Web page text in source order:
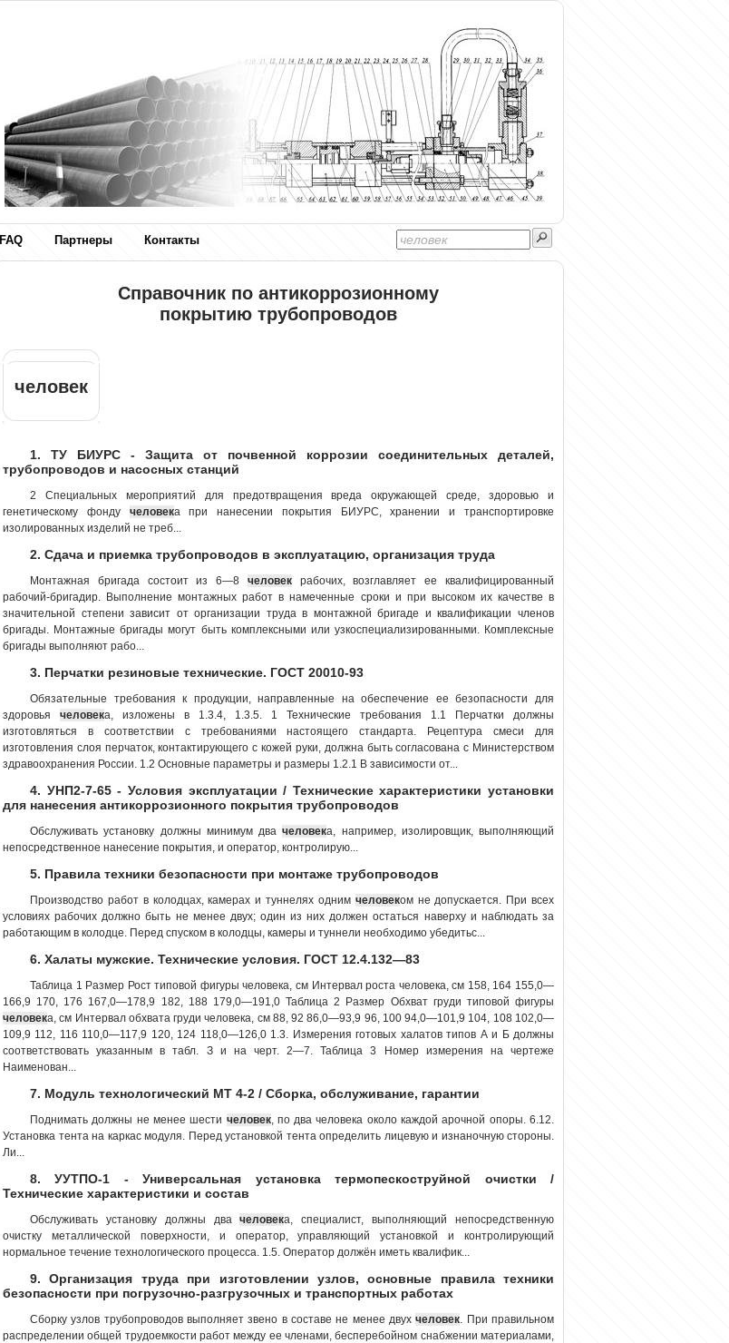
FAQ Партнеры Контакты
Справочник по антикоррозионному
покрытию трубопроводов
человек
1. ТУ БИУРС - Защита от почвенной коррозии соединительных деталей,
трубопроводов и насосных станций
2 Специальных мероприятий для предотвращения вреда окружающей среде, здоровью и
генетическому фонду человека при нанесении покрытия БИУРС, хранении и транспортировке
изолированных изделий не треб...
2. Сдача и приемка трубопроводов в эксплуатацию, организация труда
Монтажная бригада состоит из 6—8 человекрабочих, возглавляет ее квалифицированный
рабочий-бригадир. Выполнение монтажных работ в намеченные сроки и при высоком их качестве в
значительной степени зависит от организации труда в монтажной бригаде и квалификации членов
бригады. Монтажные бригады могут быть комплексными или узкоспециализированными. Комплексные
бригады выполняют рабо...
3. Перчатки резиновые технические. ГОСТ 20010-93
Обязательные требования к продукции, направленные на обеспечение ее безопасности для
здоровья человека, изложены в 1.3.4, 1.3.5. 1 Технические требования 1.1 Перчатки должны
изготовляться в соответствии с требованиями настоящего стандарта. Рецептура смеси для
изготовления слоя перчаток, контактирующего с кожей руки, должна быть согласована с Министерством
здравоохранения России. 1.2 Основные параметры и размеры 1.2.1 В зависимости от...
4. УНП2-7-65 - Условия эксплуатации / Технические характеристики установки
для нанесения антикоррозионного покрытия трубопроводов
Обслуживать установку должны минимум двачеловека, например, изолировщик, выполняющий
непосредственное нанесение покрытия, и оператор, контролирую...
5. Правила техники безопасности при монтаже трубопроводов
Производство работ в колодцах, камерах и туннелях одним человеком не допускается. При всех
условиях рабочих должно быть не менее двух; один из них должен остаться наверху и наблюдать за
работающим в колодце. Перед спуском в колодцы, камеры и туннели необходимо убедитьс...
6. Халаты мужские. Технические условия. ГОСТ 12.4.132—83
Таблица 1 Размер Рост типовой фигуры человека, см Интервал роста человека, см 158, 164 155,0—
166,9 170, 176 167,0—178,9 182, 188 179,0—191,0 Таблица 2 Размер Обхват груди типовой фигуры
человека, см Интервал обхвата груди человека, см 88, 92 86,0—93,9 96, 100 94,0—101,9 104, 108 102,0—
109,9 112, 116 110,0—117,9 120, 124 118,0—126,0 1.3. Измерения готовых халатов типов А и Б должны
соответствовать указанным в табл. З и на черт. 2—7. Таблица 3 Номер измерения на чер­теже
Наименован...
7. Модуль технологический МТ 4-2 / Сборка, обслуживание, гарантии
Поднимать должны не менее шести человек, по два человека около каждой арочной опоры. 6.12.
Установка тента на каркас модуля. Перед установкой тента определить лицевую и изнаночную стороны.
Ли...
8. УУТПО-1 - Универсальная установка термопескоструйной очистки /
Технические характеристики и состав
Обслуживать установку должны двачеловека, специалист, выполняющий непосредственную
очистку металлической поверхности, и оператор, управляющий установкой и контролирующий
нормальное течение технологического процесса. 1.5. Оператор должён иметь квалифик...
9. Организация труда при изготовлении узлов, основные правила техники
безопасности при погрузочно-разгрузочных и транспортных работах
Сборку узлов трубопроводов выполняет звено в составе не менее двухчеловек. При правильном
распределении общей трудоемкости работ между ее членами, бесперебойном снабжении материалами,